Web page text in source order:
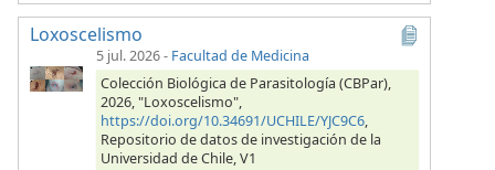
Loxoscelismo
5 jul. 2026- Facultad de Medicina
Colección Biológica de Parasitología (CBPar),
2026, "Loxoscelismo",
https://doi.org/10.34691/UCHILE/YJC9C6,
Repositorio de datos de investigación de la
Universidad de Chile, V1